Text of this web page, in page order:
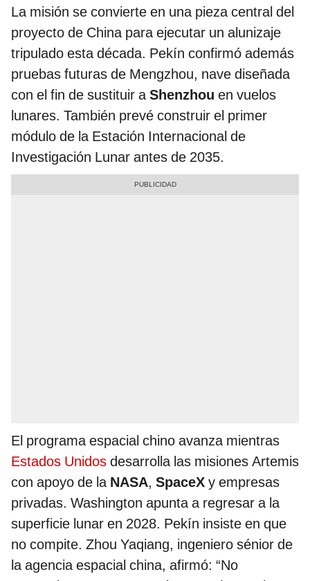
La misión se convierte en una pieza central del
proyecto de China para ejecutar un alunizaje
tripulado esta década. Pekín confirmó además
pruebas futuras de Mengzhou, nave diseñada
con el fin de sustituir aShenzhou en vuelos
lunares. También prevé construir el primer
módulo de la Estación Internacional de
Investigación Lunar antes de 2035.
El programa espacial chino avanza mientras
Estados Unidos desarrolla las misiones Artemis
con apoyo de la NASA, SpaceX y empresas
privadas. Washington apunta a regresar a la
superficie lunar en 2028. Pekín insiste en que
no compite. Zhou Yaqiang, ingeniero sénior de
la agencia espacial china, afirmó: “No